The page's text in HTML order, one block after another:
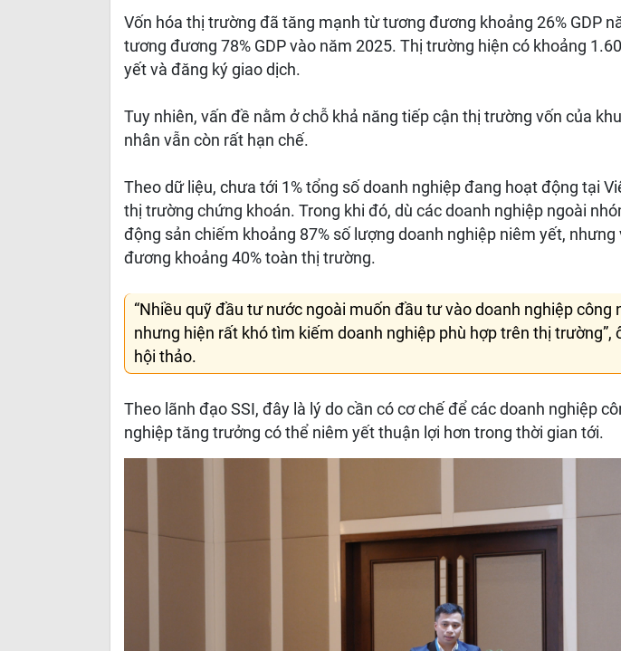
Vốn hóa thị trường đã tăng mạnh từ tương đương khoảng 26% GDP
tương đương 78% GDP vào năm 2025. Thị trường hiện có khoảng
yết và đăng ký giao dịch.
Tuy nhiên, vấn đề nằm ở chỗ khả năng tiếp cận thị trường vốn của
nhân vẫn còn rất hạn chế.
Theo dữ liệu, chưa tới 1% tổng số doanh nghiệp đang hoạt động tại
thị trường chứng khoán. Trong khi đó, dù các doanh nghiệp ngoài
động sản chiếm khoảng 87% số lượng doanh nghiệp niêm yết,
đương khoảng 40% toàn thị trường.
“Nhiều quỹ đầu tư nước ngoài muốn đầu tư vào doanh nghiệp công
nhưng hiện rất khó tìm kiếm doanh nghiệp phù hợp trên thị trường”,
hội thảo.
Theo lãnh đạo SSI, đây là lý do cần có cơ chế để các doanh nghiệp
nghiệp tăng trưởng có thể niêm yết thuận lợi hơn trong thời gian tới.